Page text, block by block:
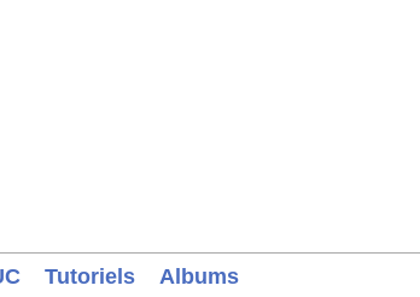
Tutoriels Albums